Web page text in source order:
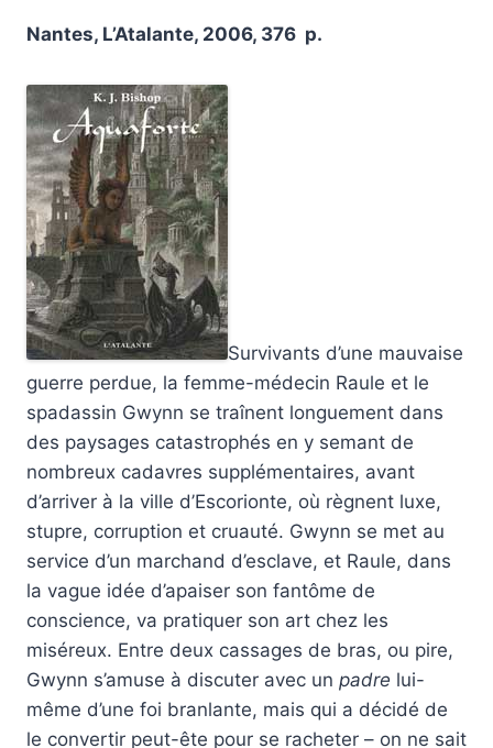
Nantes, L’Atalante, 2006, 376 p.
Survivants d’une mauvaise
guerre perdue, la femme-médecin Raule et le
spadassin Gwynn se traînent longuement dans
des paysages catastrophés en y semant de
nombreux cadavres supplémentaires, avant
d’arriver à la ville d’Escorionte, où règnent luxe,
stupre, corruption et cruauté. Gwynn se met au
service d’un marchand d’esclave, et Raule, dans
la vague idée d’apaiser son fantôme de
conscience, va pratiquer son art chez les
miséreux. Entre deux cassages de bras, ou pire,
Gwynn s’amuse à discuter avec un padre lui-
même d’une foi branlante, mais qui a décidé de
le convertir peut-ête pour se racheter – on ne sait